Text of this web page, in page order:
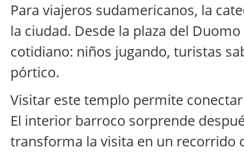
Para viajeros sudamericanos, la
la ciudad. Desde la plaza del
cotidiano: niños jugando, turistas
pórtico.
Visitar este templo permite
El interior barroco sorprende
transforma la visita en un recorrido